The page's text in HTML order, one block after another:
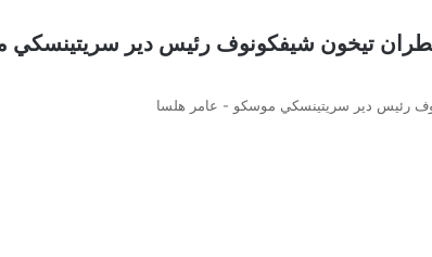
تيخون شيفكونوف رئيس دير سريتينسكي
رئيس دير سريتينسكي موسكو - عامر هلسا